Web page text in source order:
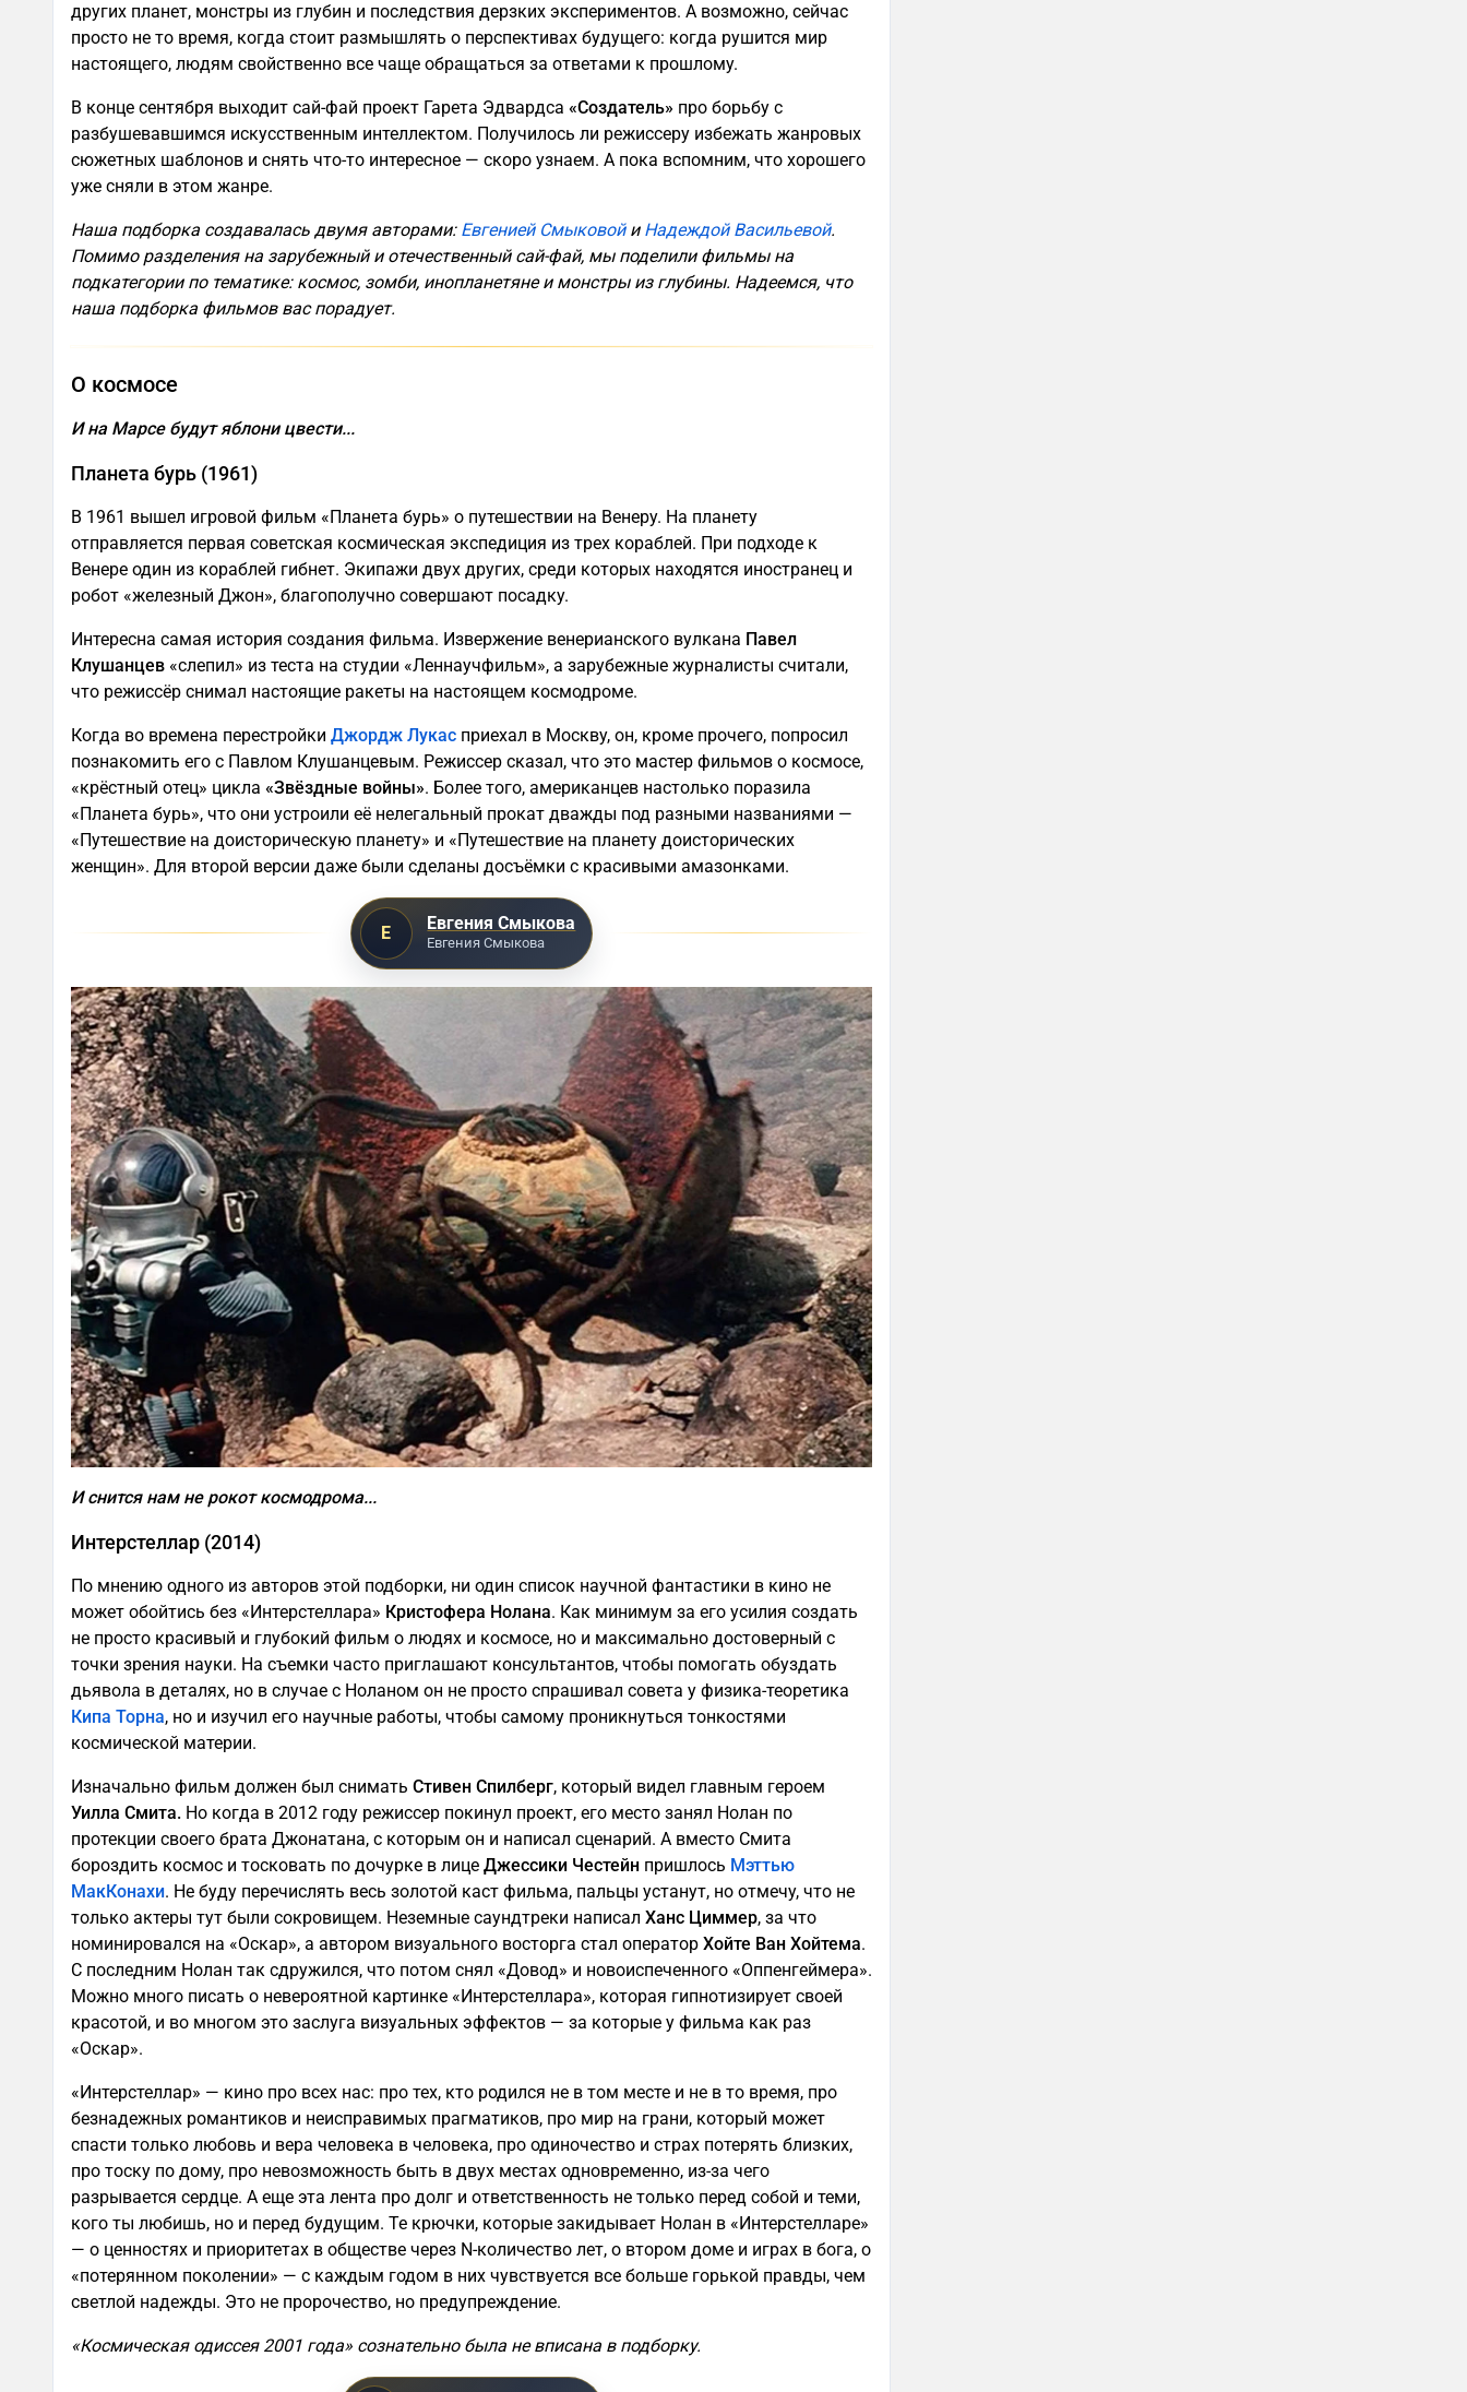
других планет, монстры из глубин и последствия дерзких экспериментов. А возможно, сейчас
просто не то время, когда стоит размышлять о перспективах будущего: когда рушится мир
настоящего, людям свойственно все чаще обращаться за ответами к прошлому.
В конце сентября выходит сай-фай проект Гарета Эдвардса «Создатель» про борьбу с
разбушевавшимся искусственным интеллектом. Получилось ли режиссеру избежать жанровых
сюжетных шаблонов и снять что-то интересное — скоро узнаем. А пока вспомним, что хорошего
уже сняли в этом жанре.
Наша подборка создавалась двумя авторами: Евгенией Смыковойи Надеждой Васильевой.
Помимо разделения на зарубежный и отечественный сай-фай, мы поделили фильмы на
подкатегории по тематике: космос, зомби, инопланетяне и монстры из глубины. Надеемся, что
наша подборка фильмов вас порадует.
О космосе
И на Марсе будут яблони цвести...
Планета бурь (1961)
В 1961 вышел игровой фильм «Планета бурь» о путешествии на Венеру. На планету
отправляется первая советская космическая экспедиция из трех кораблей. При подходе к
Венере один из кораблей гибнет. Экипажи двух других, среди которых находятся иностранец и
робот «железный Джон», благополучно совершают посадку.
Интересна самая история создания фильма. Извержение венерианского вулкана Павел
Клушанцев «слепил» из теста на студии «Леннаучфильм», а зарубежные журналисты считали,
что режиссёр снимал настоящие ракеты на настоящем космодроме.
Когда во времена перестройки Джордж Лукас приехал в Москву, он, кроме прочего, попросил
познакомить его с Павлом Клушанцевым. Режиссер сказал, что это мастер фильмов о космосе,
«крёстный отец» цикла «Звёздные войны». Более того, американцев настолько поразила
«Планета бурь», что они устроили её нелегальный прокат дважды под разными названиями —
«Путешествие на доисторическую планету» и «Путешествие на планету доисторических
женщин». Для второй версии даже были сделаны досъёмки с красивыми амазонками.
Е Евгения Смыкова
Евгения Смыкова
И снится нам не рокот космодрома...
Интерстеллар (2014)
По мнению одного из авторов этой подборки, ни один список научной фантастики в кино не
может обойтись без «Интерстеллара» Кристофера Нолана. Как минимум за его усилия создать
не просто красивый и глубокий фильм о людях и космосе, но и максимально достоверный с
точки зрения науки. На съемки часто приглашают консультантов, чтобы помогать обуздать
дьявола в деталях, но в случае с Ноланом он не просто спрашивал совета у физика-теоретика
Кипа Торна, но и изучил его научные работы, чтобы самому проникнуться тонкостями
космической материи.
Изначально фильм должен был снимать Стивен Спилберг, который видел главным героем
Уилла Смита. Но когда в 2012 году режиссер покинул проект, его место занял Нолан по
протекции своего брата Джонатана, с которым он и написал сценарий. А вместо Смита
бороздить космос и тосковать по дочурке в лице Джессики Честейн пришлось Мэттью
МакКонахи. Не буду перечислять весь золотой каст фильма, пальцы устанут, но отмечу, что не
только актеры тут были сокровищем. Неземные саундтреки написал Ханс Циммер, за что
номинировался на «Оскар», а автором визуального восторга стал оператор Хойте Ван Хойтема.
С последним Нолан так сдружился, что потом снял «Довод» и новоиспеченного «Оппенгеймера».
Можно много писать о невероятной картинке «Интерстеллара», которая гипнотизирует своей
красотой, и во многом это заслуга визуальных эффектов — за которые у фильма как раз
«Оскар».
«Интерстеллар» — кино про всех нас: про тех, кто родился не в том месте и не в то время, про
безнадежных романтиков и неисправимых прагматиков, про мир на грани, который может
спасти только любовь и вера человека в человека, про одиночество и страх потерять близких,
про тоску по дому, про невозможность быть в двух местах одновременно, из-за чего
разрывается сердце. А еще эта лента про долг и ответственность не только перед собой и теми,
кого ты любишь, но и перед будущим. Те крючки, которые закидывает Нолан в «Интерстелларе»
— о ценностях и приоритетах в обществе через N-количество лет, о втором доме и играх в бога, о
«потерянном поколении» — с каждым годом в них чувствуется все больше горькой правды, чем
светлой надежды. Это не пророчество, но предупреждение.
«Космическая одиссея 2001 года» сознательно была не вписана в подборку.